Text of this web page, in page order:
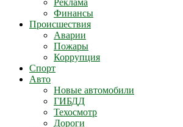
Реклама
Финансы
Происшествия
Аварии
Пожары
Коррупция
Спорт
Авто
Новые автомобили
ГИБДД
Техосмотр
Дороги